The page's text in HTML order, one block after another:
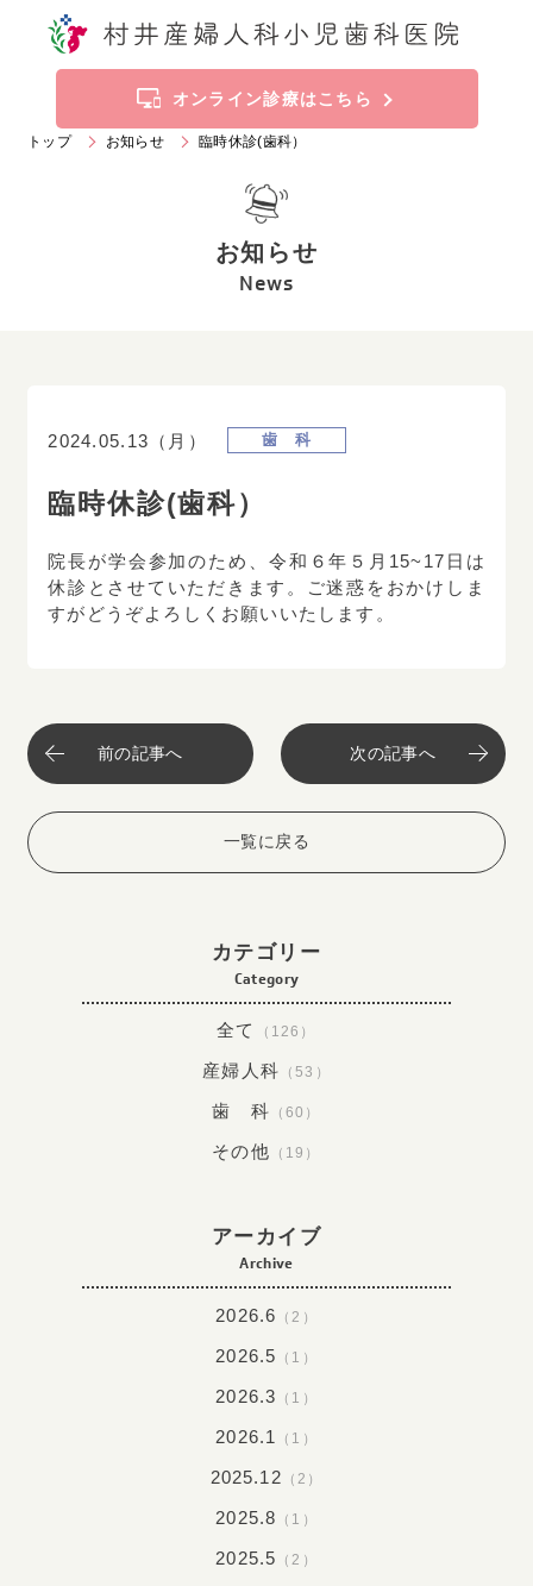
オンライン診療はこちら
トップ お知らせ
ご挨拶
産婦人科
Tel.019
ネット予約はこちら
Tel.019 636-2233
ネット予約はこちら
トップ お知らせ 臨時休診(歯科）
お知らせ
News
2024.05.13（月） 歯 科
臨時休診(歯科）
院長が学会参加のため、令和６年５月15~17日は
休診とさせていただきます。ご迷惑をおかけしま
すがどうぞよろしくお願いいたします。
一覧に戻る
前の記事へ 次の記事へ
カテゴリー
Category
全て （126）
産婦人科 （53）
歯 科 （60）
その他 （19）
アーカイブ
Archive
2026.6 （2）
2026.5 （1）
2026.3 （1）
2026.1 （1）
2025.12 （2）
2025.8 （1）
2025.5 （2）